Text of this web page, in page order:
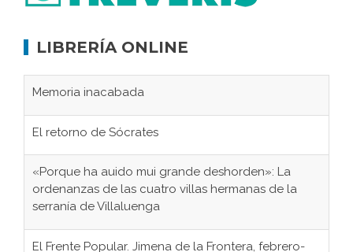
LIBRERÍA ONLINE
Memoria inacabada
El retorno de Sócrates
«Porque ha auido mui grande deshorden»: La
ordenanzas de las cuatro villas hermanas de la
serranía de Villaluenga
El Frente Popular. Jimena de la Frontera, febrero-